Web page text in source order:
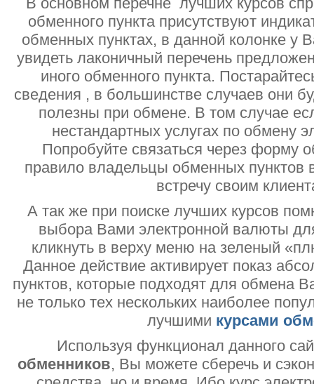
обменного пункта присутствуют
обменных пунктах, в данной колонке у
увидеть лаконичный перечень
иного обменного пункта.
сведения , в большинстве случаев они
полезны при обмене. В том случае
нестандартных услугах по обмену
Попробуйте связаться через форму
правило владельцы обменных пунктов
встречу своим
А так же при поиске лучших курсов
выбора Вами электронной валюты
кликнуть в верху меню на зеленый
Данное действие активирует показ
пунктов, которые подходят для обмена
не только тех нескольких наиболее
лучшими курсами
Используя функционал данного
обменников, Вы можете сберечь и